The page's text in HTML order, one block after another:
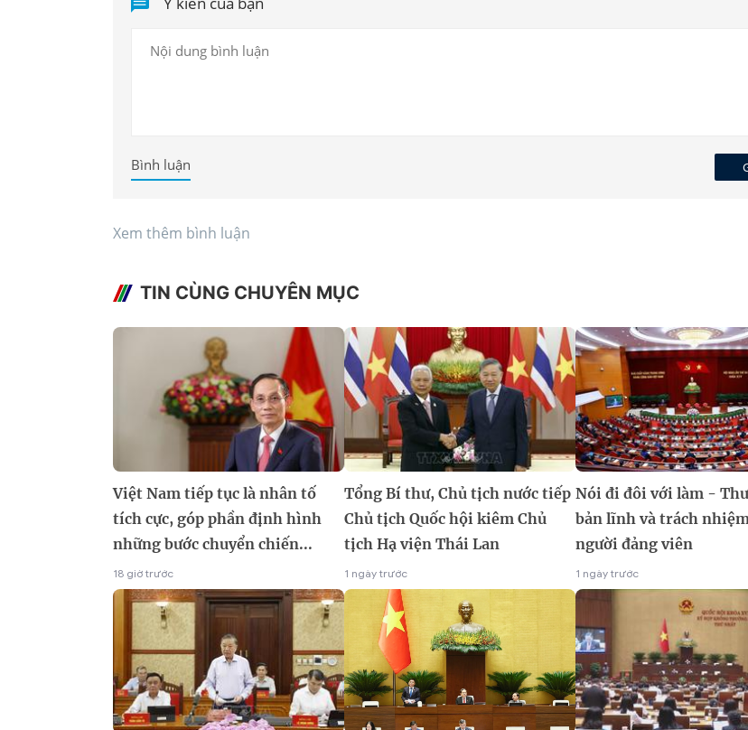
Bình luận
Xem thêm bình luận
TIN CÙNG CHUYÊN MỤC
Việt Nam tiếp tục là nhân tố
tích cực, góp phần định hình
những bước chuyển chiến...
18 giờ trước
Tổng Bí thư, Chủ tịch nước tiếp
Chủ tịch Quốc hội kiêm Chủ
tịch Hạ viện Thái Lan
1 ngày trước
Nói đi đôi với làm -
bản lĩnh và trách
người đảng viên
1 ngày trước